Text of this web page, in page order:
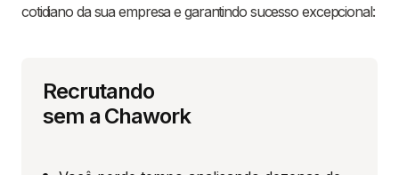
cotidiano da sua empresa e garantindo sucesso excepcional:
Recrutando
sem a Chawork